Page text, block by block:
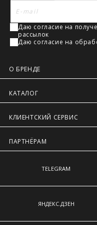
Даю согласие на
рассылок
Даю согласие на
О БРЕНДЕ
КАТАЛОГ
КЛИЕНТСКИЙ СЕРВИС
ПАРТНЁРАМ
TELEGRAM
ЯНДЕКС.ДЗЕН
Предварительно на
Intellect Money.